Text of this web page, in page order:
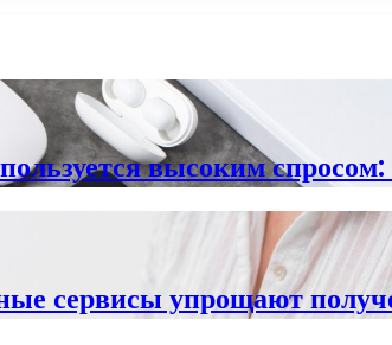
высоким
сервисы упрощают